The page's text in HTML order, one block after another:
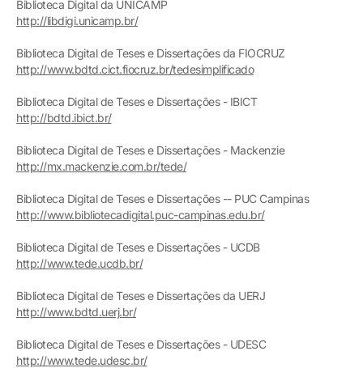
Biblioteca Digital da UNICAMP
http://libdigi.unicamp.br/
Biblioteca Digital de Teses e Dissertações da FIOCRUZ
http://www.bdtd.cict.fiocruz.br/tedesimplificado
Biblioteca Digital de Teses e Dissertações - IBICT
http://bdtd.ibict.br/
Biblioteca Digital de Teses e Dissertações - Mackenzie
http://mx.mackenzie.com.br/tede/
Biblioteca Digital de Teses e Dissertações -- PUC Campinas
http://www.bibliotecadigital.puc-campinas.edu.br/
Biblioteca Digital de Teses e Dissertações - UCDB
http://www.tede.ucdb.br/
Biblioteca Digital de Teses e Dissertações da UERJ
http://www.bdtd.uerj.br/
Biblioteca Digital de Teses e Dissertações - UDESC
http://www.tede.udesc.br/